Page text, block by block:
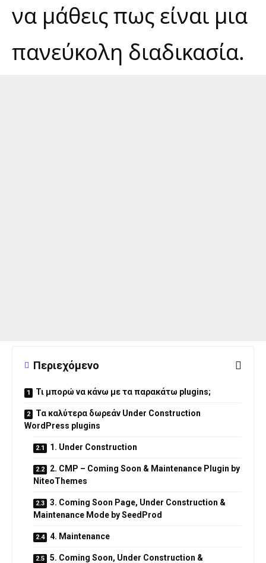
να μάθεις πως είναι μια
πανεύκολη διαδικασία.
Περιεχόμενο
Τι μπορώ να κάνω με τα παρακάτω plugins;
Τα καλύτερα δωρεάν Under Construction
WordPress plugins
1. Under Construction
2. CMP – Coming Soon & Maintenance Plugin by
NiteoThemes
3. Coming Soon Page, Under Construction &
Maintenance Mode by SeedProd
4. Maintenance
5. Coming Soon, Under Construction &